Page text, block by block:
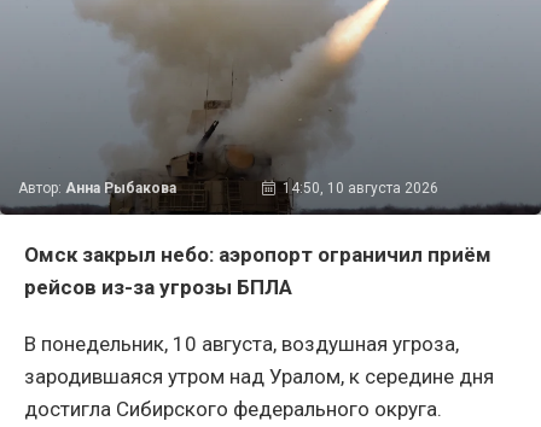
Автор: Анна Рыбакова 14:50, 10 августа 2026
Омск закрыл небо: аэропорт ограничил приём
рейсов из-за угрозы БПЛА
В понедельник, 10 августа, воздушная угроза,
зародившаяся утром над Уралом, к середине дня
достигла Сибирского федерального округа.